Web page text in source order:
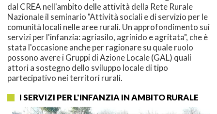
dal CREA nell'ambito delle attività della Rete Rurale
Nazionale il seminario "Attività sociali e di servizio per le
comunità locali nelle aree rurali. Un approfondimento sui
servizi per l'infanzia: agriasilo, agrinido e agritata", che è
stata l'occasione anche per ragionare su quale ruolo
possono avere i Gruppi di Azione Locale (GAL) quali
attori a sostegno dello sviluppo locale di tipo
partecipativo nei territori rurali.
I SERVIZI PER L'INFANZIA IN AMBITO RURALE